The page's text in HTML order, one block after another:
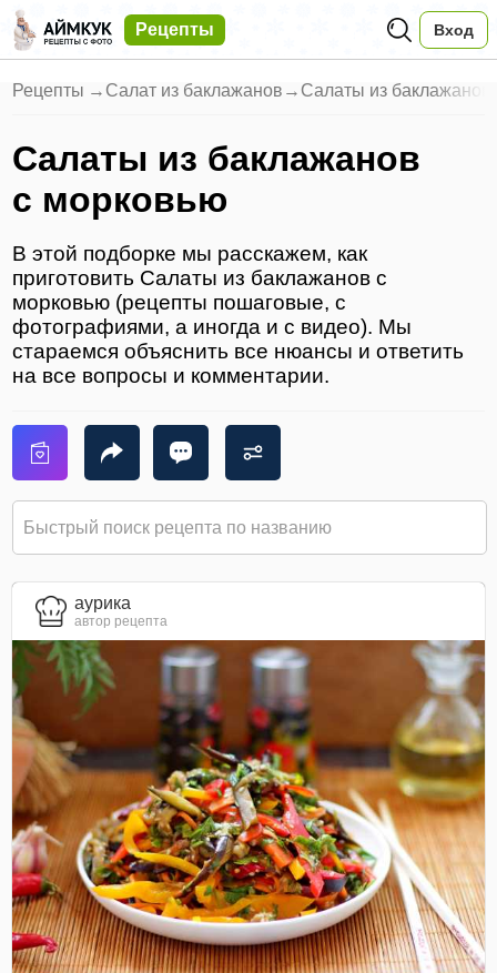
Рецепты Вход
Рецепты → Салат из баклажанов → Салаты из баклажанов
Салаты из баклажанов
с морковью
В этой подборке мы расскажем, как
приготовить Салаты из баклажанов с
морковью (рецепты пошаговые, с
фотографиями, а иногда и с видео). Мы
стараемся объяснить все нюансы и ответить
на все вопросы и комментарии.
aурика
автор рецепта